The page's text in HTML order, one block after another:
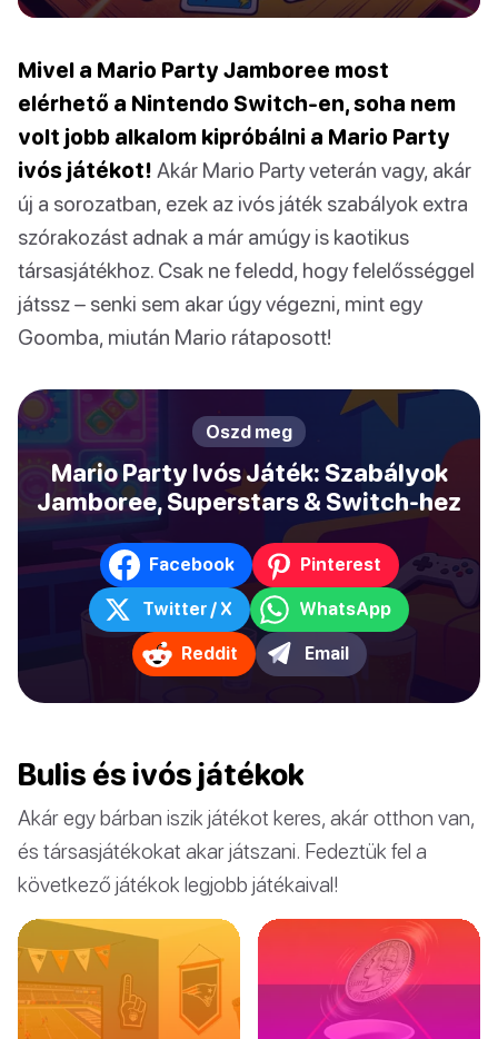
Mivel a Mario Party Jamboree most
elérhető a Nintendo Switch-en, soha nem
volt jobb alkalom kipróbálni a Mario Party
ivós játékot! Akár Mario Party veterán vagy, akár
új a sorozatban, ezek az ivós játék szabályok extra
szórakozást adnak a már amúgy is kaotikus
társasjátékhoz. Csak ne feledd, hogy felelősséggel
játssz – senki sem akar úgy végezni, mint egy
Goomba, miután Mario rátaposott!
Oszd meg
Mario Party Ivós Játék: Szabályok
Jamboree, Superstars & Switch-hez
Facebook Pinterest
Twitter / X WhatsApp
Reddit Email
Bulis és ivós játékok
Akár egy bárban iszik játékot keres, akár otthon van,
és társasjátékokat akar játszani. Fedeztük fel a
következő játékok legjobb játékaival!